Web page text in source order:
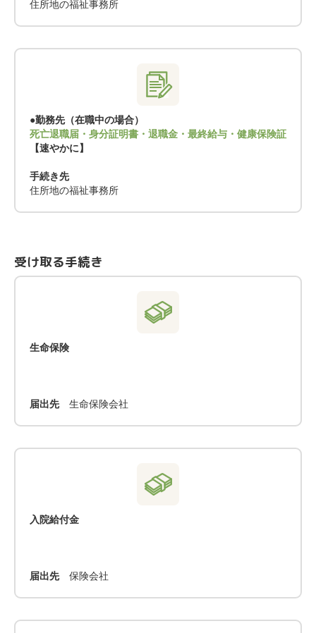
住所地の福祉事務所
●勤務先（在職中の場合）
死亡退職届・身分証明書・退職金・最終給与・健康保険証
【速やかに】
手続き先
住所地の福祉事務所
受け取る手続き
生命保険
届出先生命保険会社
入院給付金
届出先保険会社